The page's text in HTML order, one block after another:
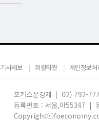
기사제보 회원약관 개인정보처
포커스온경제 | 02) 792-
등록번호 : 서울,아55347 |